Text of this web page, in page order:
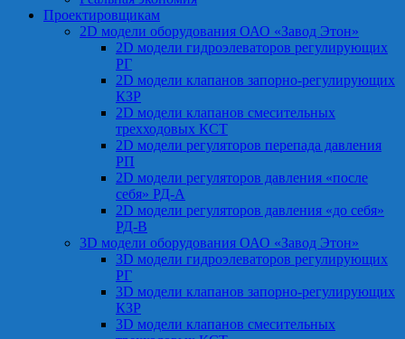
Проектировщикам
2D модели оборудования ОАО «Завод Этон»
2D модели гидроэлеваторов регулирующих
РГ
2D модели клапанов запорно-регулирующих
КЗР
2D модели клапанов смесительных
трехходовых КСТ
2D модели регуляторов перепада давления
РП
2D модели регуляторов давления «после
себя» РД-А
2D модели регуляторов давления «до себя»
РД-В
3D модели оборудования ОАО «Завод Этон»
3D модели гидроэлеваторов регулирующих
РГ
3D модели клапанов запорно-регулирующих
КЗР
3D модели клапанов смесительных